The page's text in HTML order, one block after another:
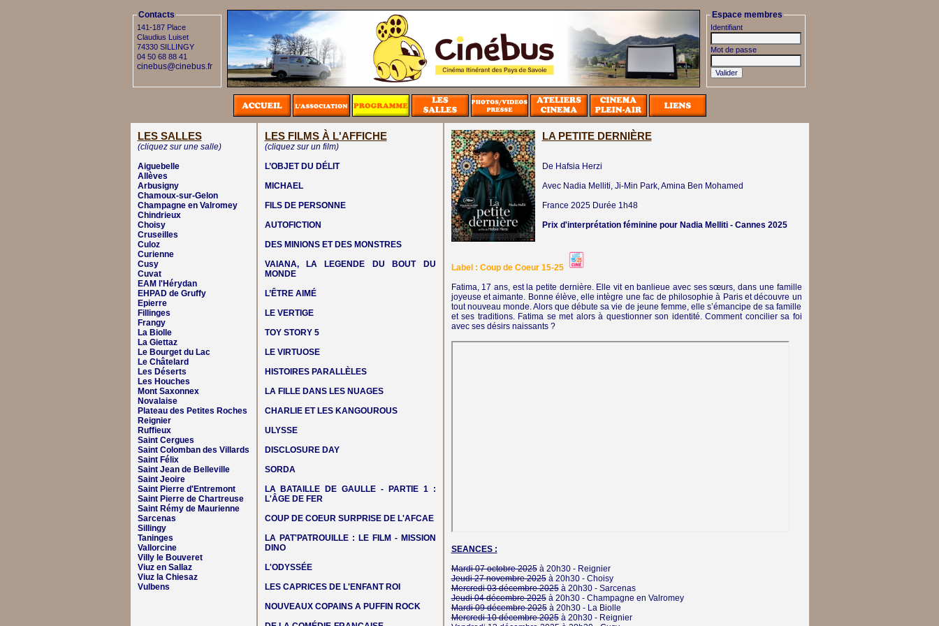
Contacts
141-187 Place
Claudius Luiset
74330 SILLINGY
04 50 68 88 41
cinebus@cinebus.fr
Espace membres
Identifiant
Mot de passe
LES SALLES
(cliquez sur une salle)
Aiguebelle
Allèves
Arbusigny
Chamoux-sur-Gelon
Champagne en Valromey
Chindrieux
Choisy
Cruseilles
Culoz
Curienne
Cusy
Cuvat
EAM l'Hérydan
EHPAD de Gruffy
Epierre
Fillinges
Frangy
La Biolle
La Giettaz
Le Bourget du Lac
Le Châtelard
Les Déserts
Les Houches
Mont Saxonnex
Novalaise
Plateau des Petites Roches
Reignier
Ruffieux
Saint Cergues
Saint Colomban des Villards
Saint Félix
Saint Jean de Belleville
Saint Jeoire
Saint Pierre d'Entremont
Saint Pierre de Chartreuse
Saint Rémy de Maurienne
Sarcenas
Sillingy
Taninges
Vallorcine
Villy le Bouveret
Viuz en Sallaz
Viuz la Chiesaz
Vulbens
LES FILMS À L'AFFICHE
(cliquez sur un film)
L’OBJET DU DÉLIT
MICHAEL
FILS DE PERSONNE
AUTOFICTION
DES MINIONS ET DES MONSTRES
VAIANA, LA LEGENDE DU BOUT DU
MONDE
L’ÊTRE AIMÉ
LE VERTIGE
TOY STORY 5
LE VIRTUOSE
HISTOIRES PARALLÈLES
LA FILLE DANS LES NUAGES
CHARLIE ET LES KANGOUROUS
ULYSSE
DISCLOSURE DAY
SORDA
LA BATAILLE DE GAULLE - PARTIE 1 :
L'ÂGE DE FER
COUP DE COEUR SURPRISE DE L'AFCAE
LA PAT'PATROUILLE : LE FILM - MISSION
DINO
L'ODYSSÉE
LES CAPRICES DE L'ENFANT ROI
NOUVEAUX COPAINS A PUFFIN ROCK
LA PETITE DERNIÈRE
De Hafsia Herzi
Avec Nadia Melliti, Ji-Min Park, Amina Ben Mohamed
France 2025 Durée 1h48
Prix d'interprétation féminine pour Nadia Melliti - Cannes 2025
Label : Coup de Coeur 15-25
Fatima, 17 ans, est la petite dernière. Elle vit en banlieue avec ses sœurs, dans une famille
joyeuse et aimante. Bonne élève, elle intègre une fac de philosophie à Paris et découvre un
tout nouveau monde. Alors que débute sa vie de jeune femme, elle s’émancipe de sa famille
et ses traditions. Fatima se met alors à questionner son identité. Comment concilier sa foi
avec ses désirs naissants ?
SEANCES :
Mardi 07 octobre 2025à 20h30 - Reignier
Jeudi 27 novembre 2025à 20h30 - Choisy
Mercredi 03 décembre 2025à 20h30 - Sarcenas
Jeudi 04 décembre 2025à 20h30 - Champagne en Valromey
Mardi 09 décembre 2025à 20h30 - La Biolle
Mercredi 10 décembre 2025à 20h30 - Reignier